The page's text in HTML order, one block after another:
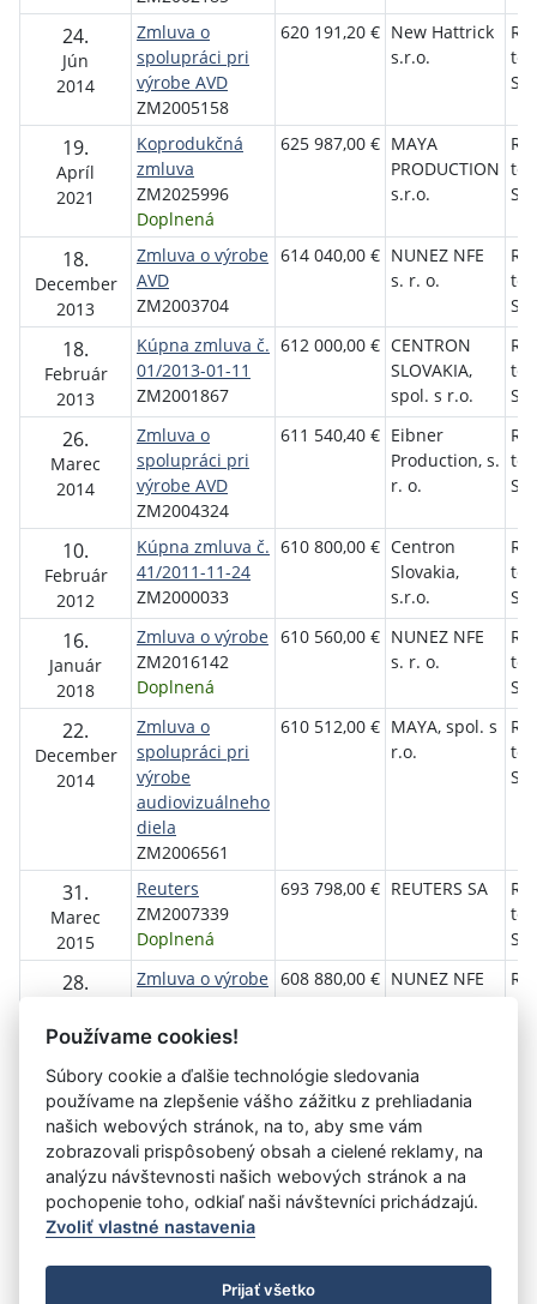
24.
Jún
2014
Zmluva o
spolupráci pri
výrobe AVD
ZM2005158
620 191,20 € New Hattrick
s.r.o.
19.
Apríl
2021
Koprodukčná
zmluva
ZM2025996
Doplnená
625 987,00 € MAYA
PRODUCTION
s.r.o.
18.
December
2013
Zmluva o výrobe
AVD
ZM2003704
614 040,00 € NUNEZ NFE
s. r. o.
18.
Február
2013
Kúpna zmluva č.
01/2013-01-11
ZM2001867
612 000,00 € CENTRON
SLOVAKIA,
spol. s r.o.
26.
Marec
2014
Zmluva o
spolupráci pri
výrobe AVD
ZM2004324
611 540,40 € Eibner
Production, s.
r. o.
10.
Február
2012
Kúpna zmluva č.
41/2011-11-24
ZM2000033
610 800,00 € Centron
Slovakia,
s.r.o.
16.
Január
2018
Zmluva o výrobe
ZM2016142
Doplnená
610 560,00 € NUNEZ NFE
s. r. o.
22.
December
2014
Zmluva o
spolupráci pri
výrobe
audiovizuálneho
diela
ZM2006561
610 512,00 € MAYA, spol. s
r.o.
31.
Marec
2015
Reuters
ZM2007339
Doplnená
693 798,00 € REUTERS SA
28.
2015
Zmluva o výrobe
ZM2009655
608 880,00 € NUNEZ NFE
« 5 6 7 8 9 10Aktuálna
stránka
10
11 12
14
15 »
Úrad vlády SR
- Všetky práva vyhradené
Prehlásenie o prístupnosti
Zmluvy do 31.12.2010
Používame cookies!
Súbory cookie a ďalšie technológie sledovania
používame na zlepšenie vášho zážitku z prehliadania
našich webových stránok, na to, aby sme vám
zobrazovali prispôsobený obsah a cielené reklamy, na
analýzu návštevnosti našich webových stránok a na
pochopenie toho, odkiaľ naši návštevníci prichádzajú.
Zvoliť vlastné nastavenia
Prijať všetko